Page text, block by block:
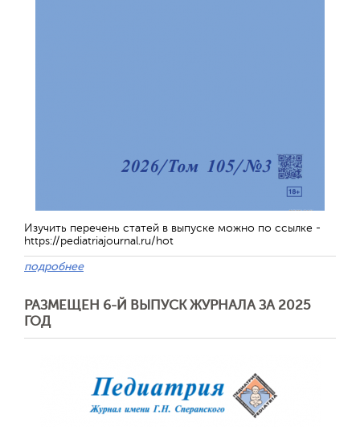
Изучить перечень статей в выпуске можно по ссылке -
https://pediatriajournal.ru/hot
подробнее
РАЗМЕЩЕН 6-Й ВЫПУСК ЖУРНАЛА ЗА 2025
ГОД